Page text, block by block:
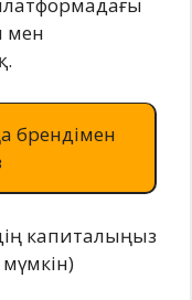
мен
брендімен
капиталыңыз